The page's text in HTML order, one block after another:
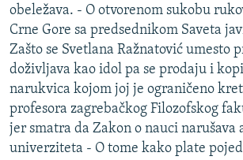
TRI DECENIJE OD RATA U BIH
SVE KARTE DEJTONA
NASTANAK I RASPAD JUGOSLAVIJE
obeležava. - O otvorenom sukobu
Crne Gore sa predsednikom Saveta
Zašto se Svetlana Ražnatović umesto
doživljava kao idol pa se prodaju i
narukvica kojom joj je ograničeno
profesora zagrebačkog Filozofskog
jer smatra da Zakon o nauci narušava
univerziteta - O tome kako plate